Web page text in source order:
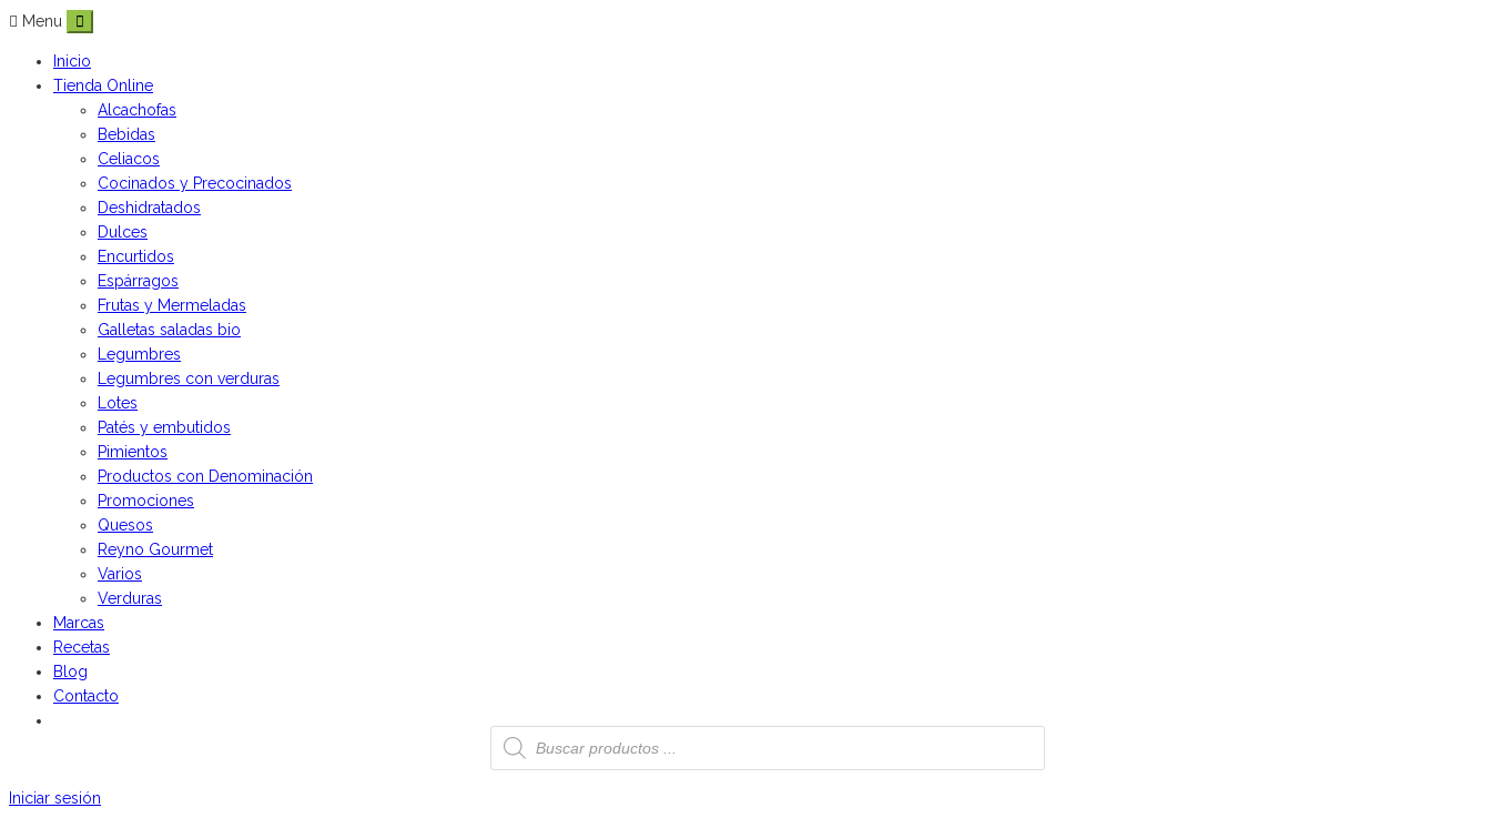
Menu
Inicio
Tienda Online
Alcachofas
Bebidas
Celiacos
Cocinados y Precocinados
Deshidratados
Dulces
Encurtidos
Espárragos
Frutas y Mermeladas
Galletas saladas bio
Legumbres
Legumbres con verduras
Lotes
Patés y embutidos
Pimientos
Productos con Denominación
Promociones
Quesos
Reyno Gourmet
Varios
Verduras
Marcas
Recetas
Blog
Contacto
Búsqueda
de
productos
Iniciar sesión